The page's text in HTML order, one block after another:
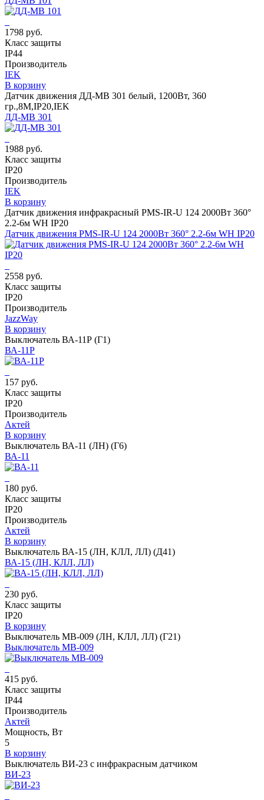
1798 руб.
Класс защиты
IP44
Производитель
IEK
В корзину
Датчик движения ДД-МВ 301 белый, 1200Вт, 360
гр.,8М,IP20,IEK
ДД-МВ 301
1988 руб.
Класс защиты
IP20
Производитель
IEK
В корзину
Датчик движения инфракрасный PMS-IR-U 124 2000Вт 360°
2.2-6м WH IP20
Датчик движения PMS-IR-U 124 2000Вт 360° 2.2-6м WH IP20
2558 руб.
Класс защиты
IP20
Производитель
JazzWay
В корзину
Выключатель ВА-11Р (Г1)
ВА-11Р
157 руб.
Класс защиты
IP20
Производитель
Актей
В корзину
Выключатель ВА-11 (ЛН) (Г6)
ВА-11
180 руб.
Класс защиты
IP20
Производитель
Актей
В корзину
Выключатель ВА-15 (ЛН, КЛЛ, ЛЛ) (Д41)
ВА-15 (ЛН, КЛЛ, ЛЛ)
230 руб.
Класс защиты
IP20
В корзину
Выключатель МВ-009 (ЛН, КЛЛ, ЛЛ) (Г21)
Выключатель МВ-009
415 руб.
Класс защиты
IP44
Производитель
Актей
Мощность, Вт
5
В корзину
Выключатель ВИ-23 с инфракрасным датчиком
ВИ-23